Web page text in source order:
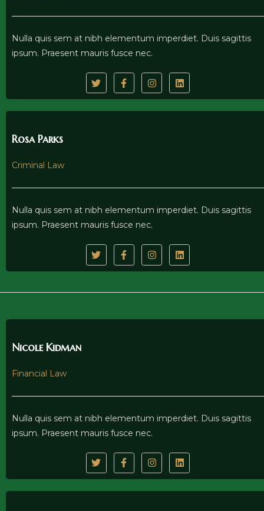
Nulla quis sem at nibh elementum imperdiet. Duis sagittis
ipsum. Praesent mauris fusce nec.
Rosa Parks
Criminal Law
Nulla quis sem at nibh elementum imperdiet. Duis sagittis
ipsum. Praesent mauris fusce nec.
Nicole Kidman
Financial Law
Nulla quis sem at nibh elementum imperdiet. Duis sagittis
ipsum. Praesent mauris fusce nec.